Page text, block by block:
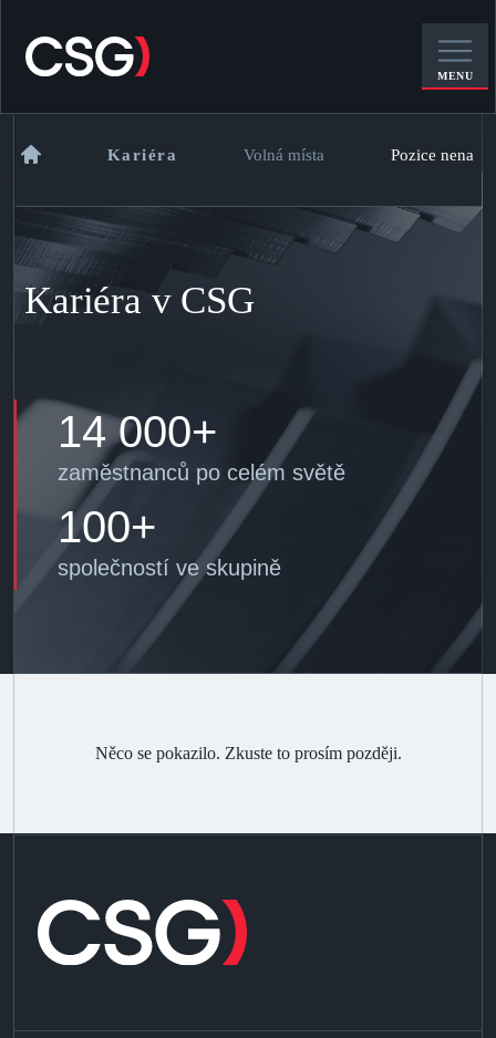
MENU
Kariéra Volná místa Pozice
Kariéra v CSG
14 000+
zaměstnanců po celém světě
100+
společností ve skupině
Něco se pokazilo. Zkuste to prosím později.